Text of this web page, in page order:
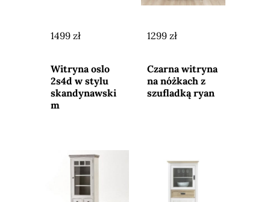
1499 zł
sklepu
Witryna oslo
2s4d w stylu
skandynawski
m
1299 zł
sklepu
Czarna witryna
na nóżkach z
szufladką ryan